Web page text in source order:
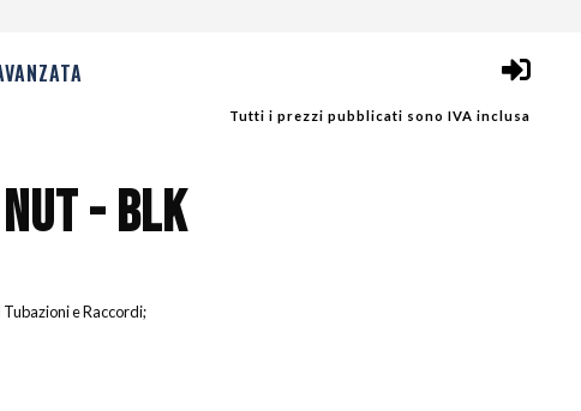
Tutti i prezzi pubblicati sono IVA inclusa
- BLK
Tubazioni e Raccordi